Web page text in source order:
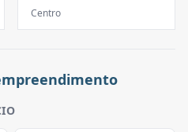
Centro